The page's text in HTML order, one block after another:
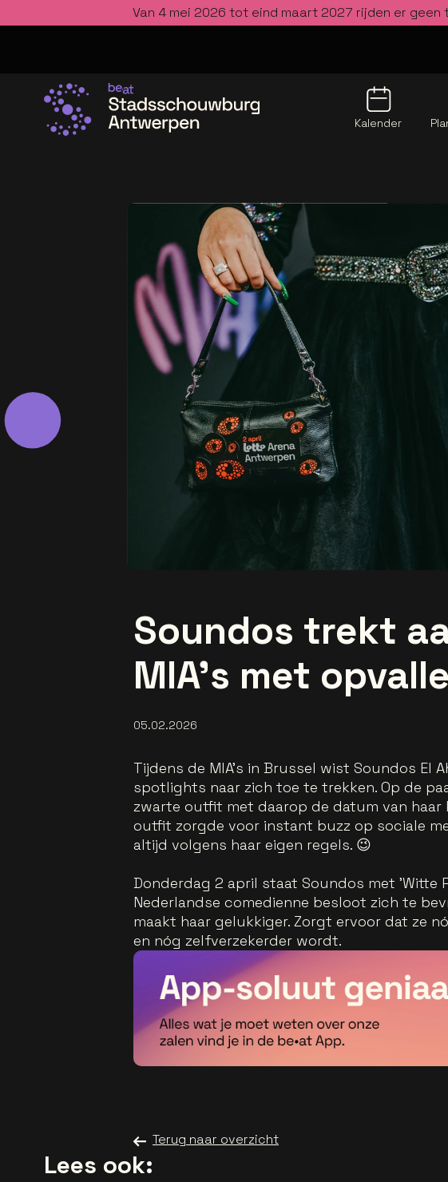
Van 4 mei 2026 tot eind maart 2027 rijden er
Kalender
Soundos trekt
MIA’s met
05.02.2026
Tijdens de MIA’s in Brussel wist Soundos El
spotlights naar zich toe te trekken. Op de
zwarte outfit met daarop de datum van haar
outfit zorgde voor instant buzz op sociale
altijd volgens haar eigen regels. 😉
Donderdag 2 april staat Soundos met 'Witte
Nederlandse comedienne besloot zich te
maakt haar gelukkiger. Zorgt ervoor dat ze
en nóg zelfverzekerder wordt.
Terug naar overzicht
Lees ook: